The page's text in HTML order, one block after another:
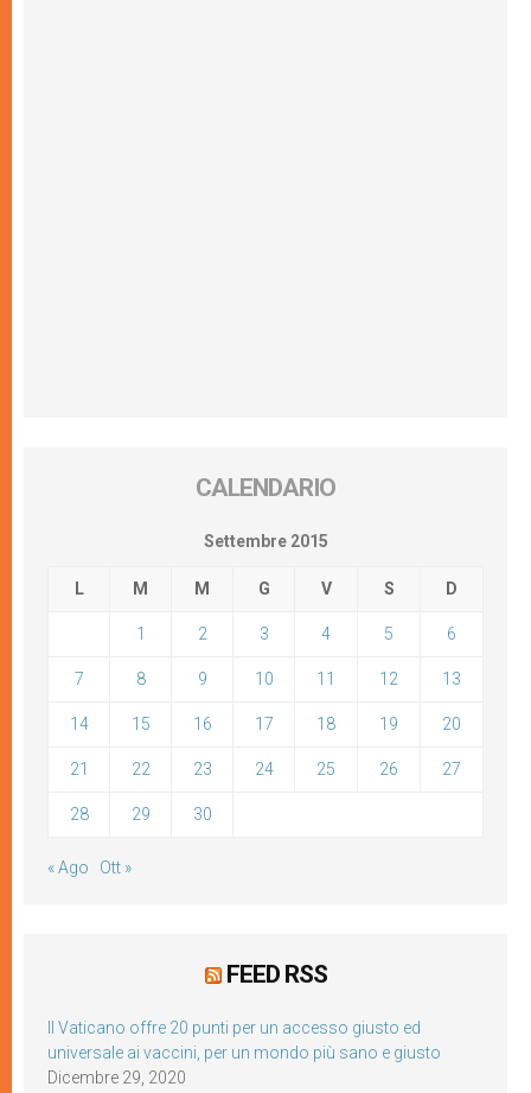
CALENDARIO
Settembre 2015
L M M G V S D
1 2 3 4 5 6
7 8 9 10 11 12 13
14 15 16 17 18 19 20
21 22 23 24 25 26 27
28 29 30
« Ago Ott »
FEED RSS
Il Vaticano offre 20 punti per un accesso giusto ed
universale ai vaccini, per un mondo più sano e giusto
Dicembre 29, 2020